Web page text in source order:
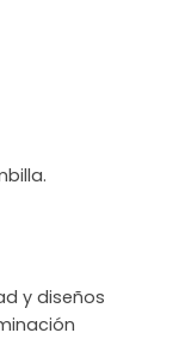
y diseños